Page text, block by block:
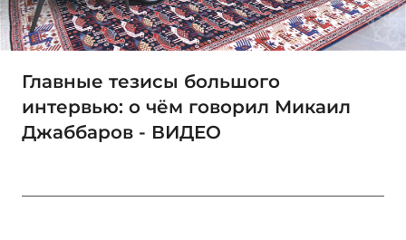
Главные тезисы большого
интервью: о чём говорил Микаил
Джаббаров - ВИДЕО